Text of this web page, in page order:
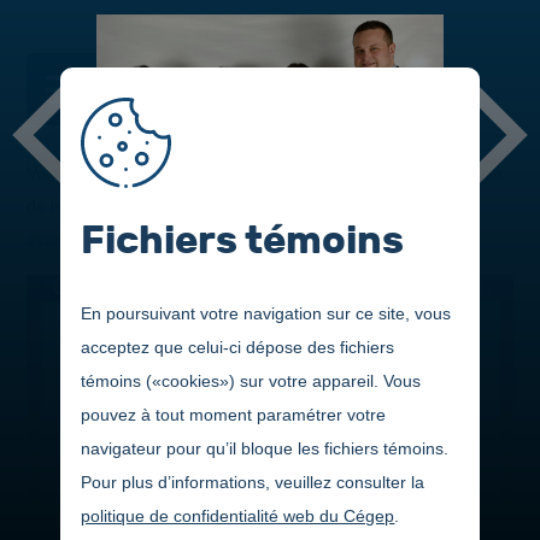
Voici les nominés et gagnants des différentes bourses du Gala
ayant contribué à cette belle soirée :
Fichiers témoins
En poursuivant votre navigation sur ce site, vous
acceptez que celui-ci dépose des fichiers
témoins («cookies») sur votre appareil. Vous
pouvez à tout moment paramétrer votre
navigateur pour qu’il bloque les fichiers témoins.
Pour plus d’informations, veuillez consulter la
politique de confidentialité web du Cégep